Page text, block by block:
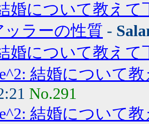
婚について教えて
ッラーの性質 -
婚について教えて
結婚について
No.291
結婚について